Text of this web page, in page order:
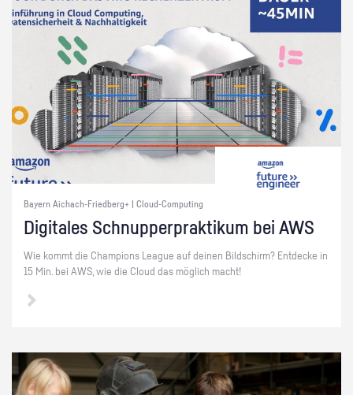
Bayern Aichach-Friedberg+ | Cloud-Computing
Di­gi­ta­les Schnup­per­prak­ti­kum bei AWS
Wie kommt die Cham­pi­ons Le­ague auf dei­nen Bild­schirm? Ent­de­cke in
15 Min. bei AWS, wie die Cloud das mög­lich macht!